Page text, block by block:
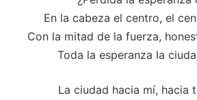
En la cabeza el centro, el
Con la mitad de la fuerza,
Toda la esperanza la
La ciudad hacia mí, hacia